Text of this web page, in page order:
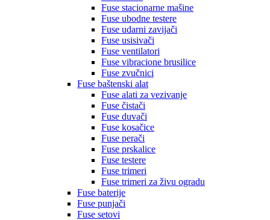
Fuse stacionarne mašine
Fuse ubodne testere
Fuse udarni zavijači
Fuse usisivači
Fuse ventilatori
Fuse vibracione brusilice
Fuse zvučnici
Fuse baštenski alat
Fuse alati za vezivanje
Fuse čistači
Fuse duvači
Fuse kosačice
Fuse perači
Fuse prskalice
Fuse testere
Fuse trimeri
Fuse trimeri za živu ogradu
Fuse baterije
Fuse punjači
Fuse setovi